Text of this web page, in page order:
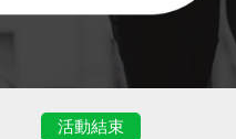
活動結束